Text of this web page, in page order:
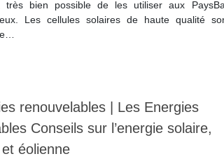
très bien possible de les utiliser aux
Les cellules solaires de haute qualité
renouve­lab­les | Les Energies
Conseils sur l’energie solaire,
éolienne